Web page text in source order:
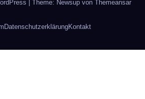
Theme: Newsup von Themeansar
DatenschutzerklärungKontakt